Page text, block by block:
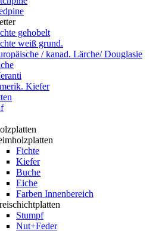
gehobelt
weiß grund.
/ kanad. Lärche/ Douglasie
Kiefer
Fichte
Kiefer
Buche
Eiche
Farben Innenbereich
Stumpf
Nut+Feder